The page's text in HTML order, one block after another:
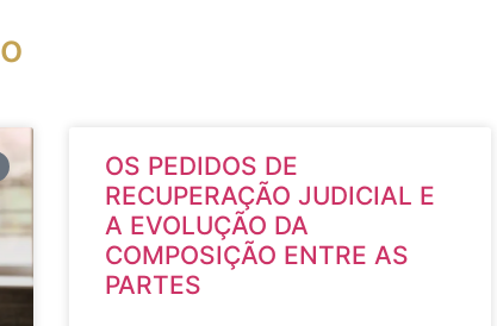
OS PEDIDOS DE
RECUPERAÇÃO JUDICIAL E
A EVOLUÇÃO DA
COMPOSIÇÃO ENTRE AS
PARTES